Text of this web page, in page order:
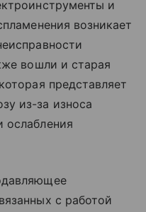
и
возникает
вошли и старая
представляет
из-за износа
ослабления
с работой